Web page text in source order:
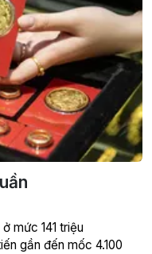
mức 141 triệu
gần đến mốc 4.100